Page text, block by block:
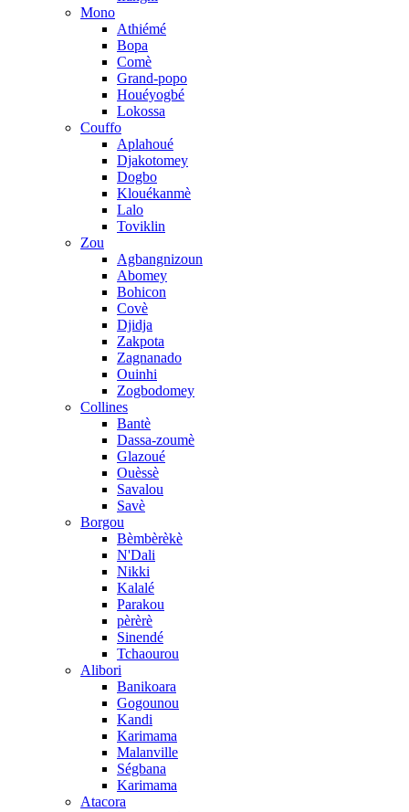
Mono
Athiémé
Bopa
Comè
Grand-popo
Houéyogbé
Lokossa
Couffo
Aplahoué
Djakotomey
Dogbo
Klouékanmè
Lalo
Toviklin
Zou
Agbangnizoun
Abomey
Bohicon
Covè
Djidja
Zakpota
Zagnanado
Ouinhi
Zogbodomey
Collines
Bantè
Dassa-zoumè
Glazoué
Ouèssè
Savalou
Savè
Borgou
Bèmbèrèkè
N'Dali
Nikki
Kalalé
Parakou
pèrèrè
Sinendé
Tchaourou
Alibori
Banikoara
Gogounou
Kandi
Karimama
Malanville
Ségbana
Karimama
Atacora